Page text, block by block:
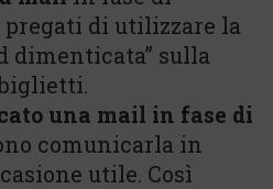
pregati di utilizzare la
dimenticata” sulla
una mail in fase di
comunicarla in
utile. Così